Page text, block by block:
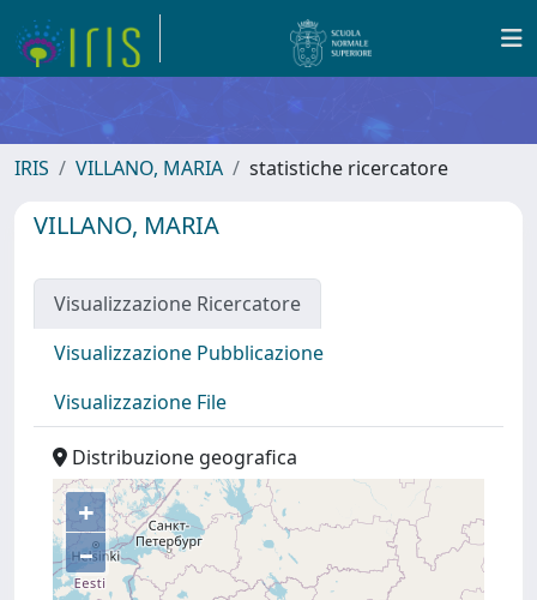
IRIS VILLANO, MARIA statistiche ricercatore
VILLANO, MARIA
Visualizzazione Ricercatore
Visualizzazione Pubblicazione
Visualizzazione File
Distribuzione geografica
+
–